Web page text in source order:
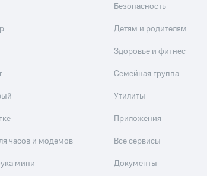
часов и модемов
мини
Безопасность
Детям и родителям
Здоровье и фитнес
Семейная группа
Утилиты
Приложения
Все сервисы
Документы